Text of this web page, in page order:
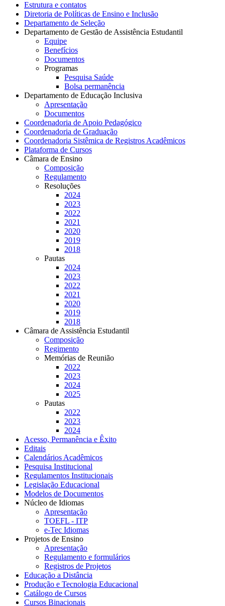
Estrutura e contatos
Diretoria de Políticas de Ensino e Inclusão
Departamento de Seleção
Departamento de Gestão de Assistência Estudantil
Equipe
Benefícios
Documentos
Programas
Pesquisa Saúde
Bolsa permanência
Departamento de Educação Inclusiva
Apresentação
Documentos
Coordenadoria de Apoio Pedagógico
Coordenadoria de Graduação
Coordenadoria Sistêmica de Registros Acadêmicos
Plataforma de Cursos
Câmara de Ensino
Composição
Regulamento
Resoluções
2024
2023
2022
2021
2020
2019
2018
Pautas
2024
2023
2022
2021
2020
2019
2018
Câmara de Assistência Estudantil
Composição
Regimento
Memórias de Reunião
2022
2023
2024
2025
Pautas
2022
2023
2024
Acesso, Permanência e Êxito
Editais
Calendários Acadêmicos
Pesquisa Institucional
Regulamentos Institucionais
Legislação Educacional
Modelos de Documentos
Núcleo de Idiomas
Apresentação
TOEFL - ITP
e-Tec Idiomas
Projetos de Ensino
Apresentação
Regulamento e formulários
Registros de Projetos
Educação a Distância
Produção e Tecnologia Educacional
Catálogo de Cursos
Cursos Binacionais